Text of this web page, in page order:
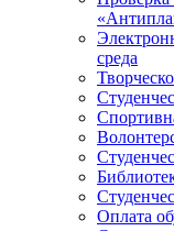
среда
Оплата